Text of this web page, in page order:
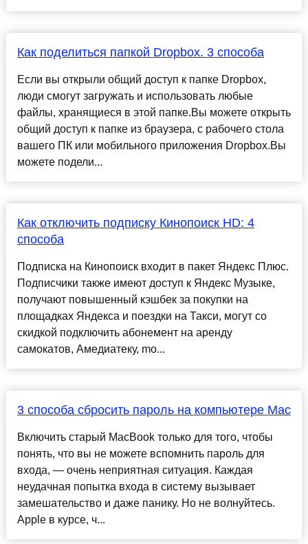
Как поделиться папкой Dropbox. 3 способа
Если вы открыли общий доступ к папке Dropbox,
люди смогут загружать и использовать любые
файлы, хранящиеся в этой папке.Вы можете открыть
общий доступ к папке из браузера, с рабочего стола
вашего ПК или мобильного приложения Dropbox.Вы
можете подели...
Как отключить подписку Кинопоиск HD: 4
способа
Подписка на Кинопоиск входит в пакет Яндекс Плюс.
Подписчики также имеют доступ к Яндекс Музыке,
получают повышенный кэшбек за покупки на
площадках Яндекса и поездки на Такси, могут со
скидкой подключить абонемент на аренду
самокатов, Амедиатеку, mo...
3 способа сбросить пароль на компьютере Mac
Включить старый MacBook только для того, чтобы
понять, что вы не можете вспомнить пароль для
входа, — очень неприятная ситуация. Каждая
неудачная попытка входа в систему вызывает
замешательство и даже панику. Но не волнуйтесь.
Apple в курсе, ч...